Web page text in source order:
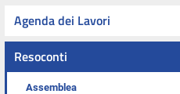
Agenda dei Lavori
Resoconti
Assemblea